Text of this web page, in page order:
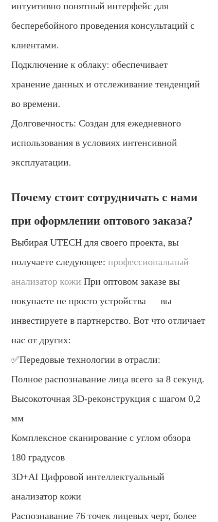
интуитивно понятный интерфейс для
бесперебойного проведения консультаций с
клиентами.
Подключение к облаку: обеспечивает
хранение данных и отслеживание тенденций
во времени.
Долговечность: Создан для ежедневного
использования в условиях интенсивной
эксплуатации.
Почему стоит сотрудничать с нами
при оформлении оптового заказа?
Выбирая UTECH для своего проекта, вы
получаете следующее: профессиональный
анализатор кожи При оптовом заказе вы
покупаете не просто устройства — вы
инвестируете в партнерство. Вот что отличает
нас от других:
✅Передовые технологии в отрасли:
Полное распознавание лица всего за 8 секунд.
Высокоточная 3D-реконструкция с шагом 0,2
мм
Комплексное сканирование с углом обзора
180 градусов
3D+AI Цифровой интеллектуальный
анализатор кожи
Распознавание 76 точек лицевых черт, более